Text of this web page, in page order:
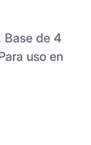
Base de 4
uso en